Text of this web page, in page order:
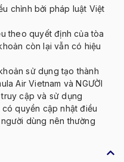
chỉnh bởi pháp luật Việt
theo quyếtđịnh của tòa
còn l ại vẫn có hiệu
sử dụng tạo thành
Air Vietnam và NGƯỜI
cập và sử dụng
có quyền cập nhậtđiều
ười dùng nên thường